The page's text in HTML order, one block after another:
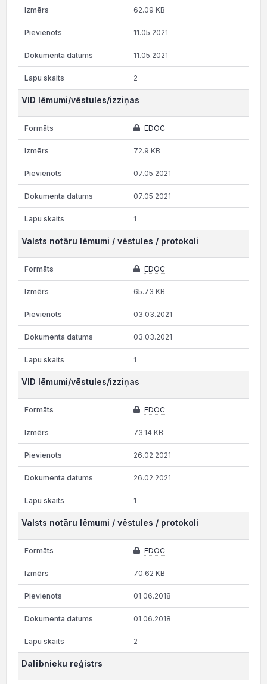
62.09 KB
11.05.2021
11.05.2021
2
VID lēmumi/vēstules/izziņas
EDOC
72.9 KB
07.05.2021
07.05.2021
1
Valsts notāru lēmumi / vēstules / protokoli
EDOC
65.73 KB
03.03.2021
03.03.2021
1
VID lēmumi/vēstules/izziņas
EDOC
73.14 KB
26.02.2021
26.02.2021
1
Valsts notāru lēmumi / vēstules / protokoli
EDOC
70.62 KB
01.06.2018
01.06.2018
2
Dalībnieku reģistrs